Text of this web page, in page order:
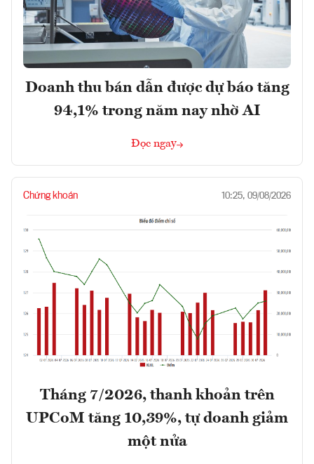
Doanh thu bán dẫn được dự báo tăng
94,1% trong năm nay nhờ AI
Đọc ngay
Chứng khoán 10:25, 09/08/2026
Tháng 7/2026, thanh khoản trên
UPCoM tăng 10,39%, tự doanh giảm
một nửa